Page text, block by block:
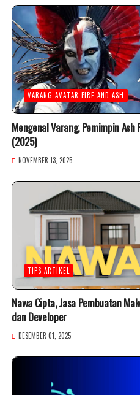
VARANG AVATAR FIRE AND ASH
Mengenal Varang, Pemimpin
(2025)
NOVEMBER 13, 2025
TIPS ARTIKEL
Nawa Cipta, Jasa Pembuatan
dan Developer
DESEMBER 01, 2025